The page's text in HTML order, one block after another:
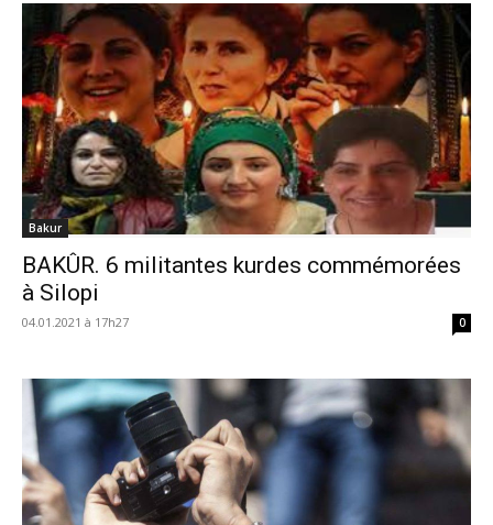
Bakur
BAKÛR. 6 militantes kurdes commémorées
à Silopi
04.01.2021 à 17h27 0